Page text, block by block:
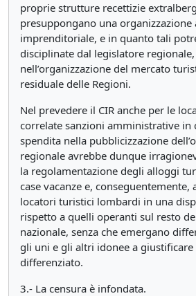
proprie strutture recettizie
presuppongano una organizzazione
imprenditoriale, e in quanto tali
disciplinate dal legislatore
nell’organizzazione del mercato
residuale delle Regioni.
Nel prevedere il CIR anche per le
correlate sanzioni amministrative in
spendita nella pubblicizzazione
regionale avrebbe dunque
la regolamentazione degli alloggi
case vacanze e, conseguentemente,
locatori turistici lombardi in una
rispetto a quelli operanti sul resto
nazionale, senza che emergano
gli uni e gli altri idonee a
differenziato.
3.- La censura è infondata.